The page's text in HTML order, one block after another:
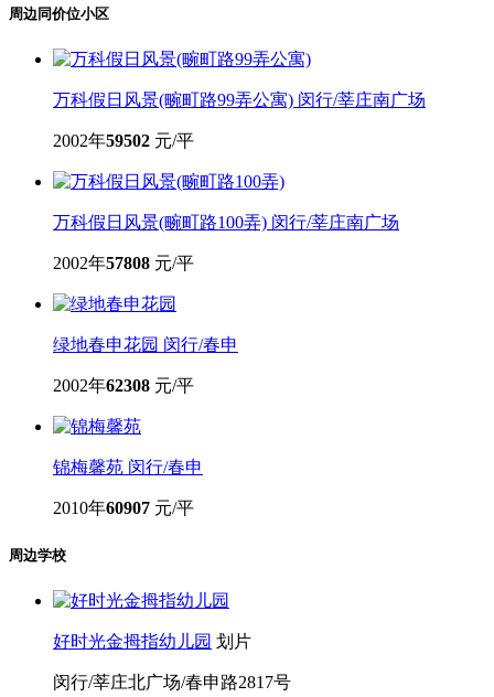
上海春城(莲花南路1288弄)租房
上海春城，整房出租，小三房复式楼
3室2厅·90平 5450元/月
更多小区专家
周边生活配套
地铁
公交
学校
医院
餐饮
门店
地铁
学校
银行
餐饮
购物
门店
周边同价位小区